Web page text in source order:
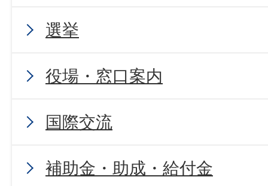
選挙
役場・窓口案内
国際交流
補助金・助成・給付金